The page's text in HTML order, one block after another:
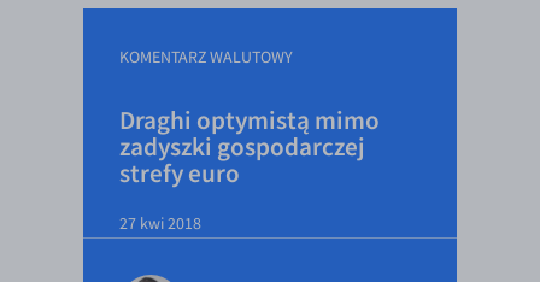
KOMENTARZ WALUTOWY
Draghi optymistą mimo
zadyszki gospodarczej
strefy euro
27 kwi 2018